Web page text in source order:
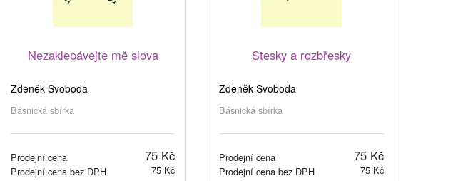
Nezaklepávejte mě slova
Zdeněk Svoboda
Básnická sbírka
Prodejní cena 75 Kč
Prodejní cena bez DPH 75 Kč
Stesky a rozbřesky
Zdeněk Svoboda
Básnická sbírka
Prodejní cena 75 Kč
Prodejní cena bez DPH 75 Kč